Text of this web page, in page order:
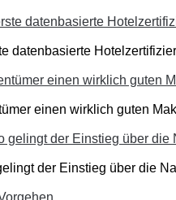
datenbasierte
einen wirklich guten
der Einstieg über die